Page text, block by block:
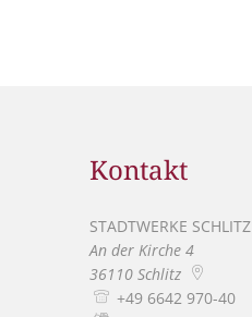
Kontakt
STADTWERKE SCHLITZ
An der Kirche 4
36110 Schlitz
+49 6642 970-40